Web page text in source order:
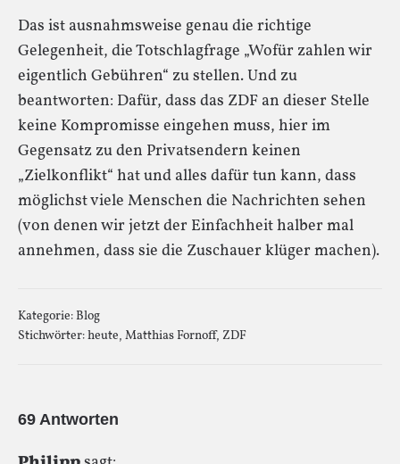
Das ist ausnahmsweise genau die richtige
Gelegenheit, die Totschlagfrage „Wofür zahlen wir
eigentlich Gebühren“ zu stellen. Und zu
beantworten: Dafür, dass das ZDF an dieser Stelle
keine Kompromisse eingehen muss, hier im
Gegensatz zu den Privatsendern keinen
„Zielkonflikt“ hat und alles dafür tun kann, dass
möglichst viele Menschen die Nachrichten sehen
(von denen wir jetzt der Einfachheit halber mal
annehmen, dass sie die Zuschauer klüger machen).
Kategorie:Blog
Stichwörter:heute, Matthias Fornoff, ZDF
69 Antworten